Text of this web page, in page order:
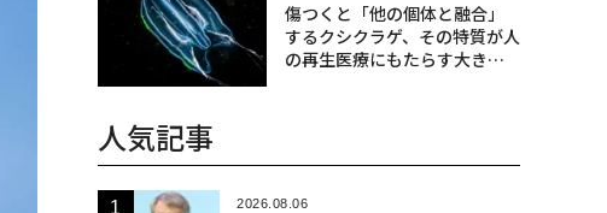
傷つくと「他の個体と融合」
するクシクラゲ、その特質が人
の再生医療にもたらす大きな
人気記事
2026.08.06